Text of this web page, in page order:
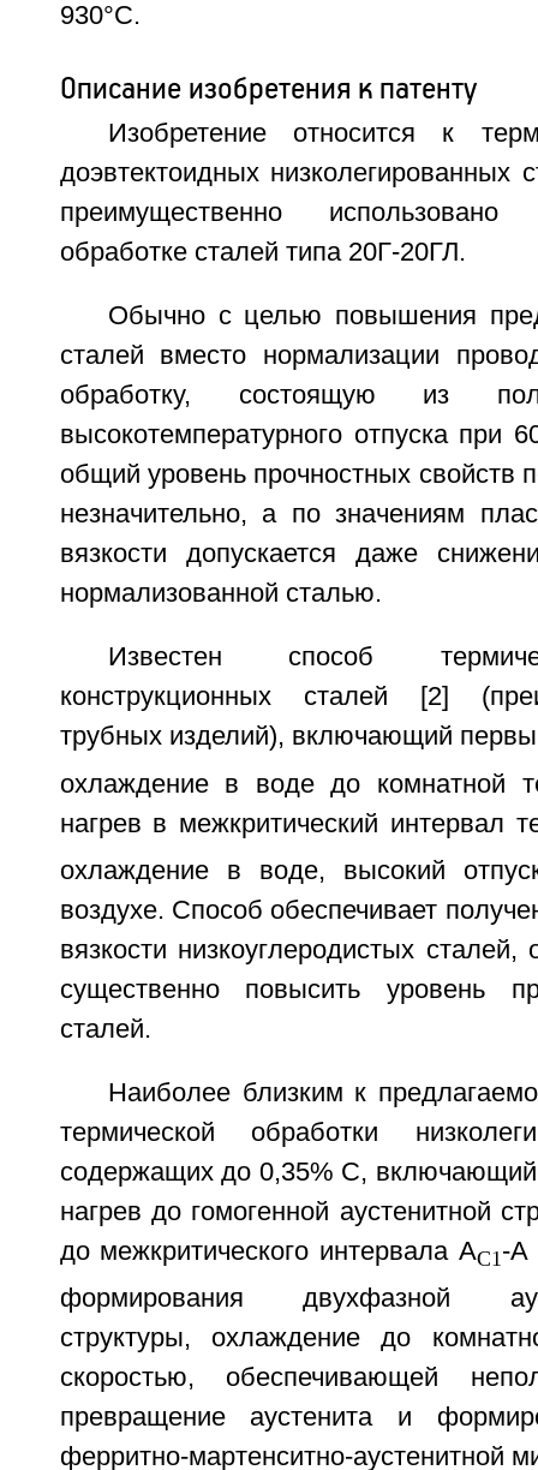
930°C.
Описание изобретения к патенту
Изобретение относится к
доэвтектоидных низколегированных
преимущественно
обработке сталей типа 20Г-20ГЛ.
Обычно с целью повышения
сталей вместо нормализации
обработку, состоящую из
высокотемпературного отпуска при
общий уровень прочностных свойств
незначительно, а по значениям
вязкости допускается даже
нормализованной сталью.
Известен способ
конструкционных сталей [2]
трубных изделий), включающий
охлаждение в воде до комнатной
нагрев в межкритический интервал
охлаждение в воде, высокий
воздухе. Способ обеспечивает
вязкости низкоуглеродистых сталей,
существенно повысить уровень
сталей.
Наиболее близким к
термической обработки
содержащих до 0,35% С, включающий
нагрев до гомогенной аустенитной
до межкритического интервала AC1-A
формирования двухфазной
структуры, охлаждение до
скоростью, обеспечивающей
превращение аустенита и
ферритно-мартенситно-аустенитной